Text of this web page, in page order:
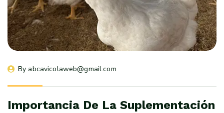
By abcavicolaweb@gmail.com
Importancia De La Suplementación